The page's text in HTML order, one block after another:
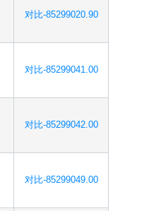
对比-85299020.90
对比-85299041.00
对比-85299042.00
对比-85299049.00